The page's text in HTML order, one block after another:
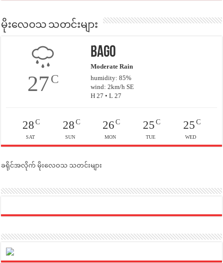
မိုးလေဝသ သတင်းများ
27C
Bago
Moderate Rain
humidity: 85%
wind: 2km/h SE
H 27 • L 27
28C
SAT
28C
SUN
26 C
MON
25C
TUE
25C
WED
ခရိုင်အလိုက် မိုးလေဝသ သတင်းများ